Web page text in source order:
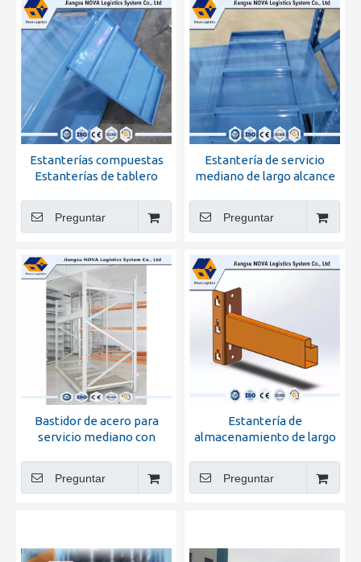
Estanterías compuestas
Estanterías de tablero
Preguntar
Estantería de servicio
mediano de largo alcance
Preguntar
Bastidor de acero para
servicio mediano con
Preguntar
Estantería de
almacenamiento de largo
escalonada
Preguntar